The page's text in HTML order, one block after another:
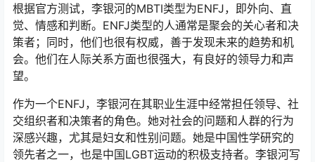
根据官方测试，李银河的MBTI类型为ENFJ，即外向、直
觉、情感和判断。ENFJ类型的人通常是聚会的关心者和决
策者；同时，他们也很有权威，善于发现未来的趋势和机
会。他们在人际关系方面也很强大，有良好的领导力和声
望。
作为一个ENFJ，李银河在其职业生涯中经常担任领导、社
交组织者和决策者的角色。她对社会的问题和人群的行为
深感兴趣，尤其是妇女和性别问题。她是中国性学研究的
领先者之一，也是中国LGBT运动的积极支持者。李银河写